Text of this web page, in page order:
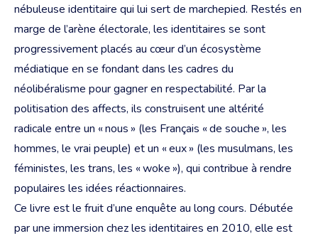
nébuleuse identitaire qui lui sert de marchepied. Restés en
marge de l’arène électorale, les identitaires se sont
progressivement placés au cœur d’un écosystème
médiatique en se fondant dans les cadres du
néolibéralisme pour gagner en respectabilité. Par la
politisation des affects, ils construisent une altérité
radicale entre un « nous » (les Français « de souche », les
hommes, le vrai peuple) et un « eux » (les musulmans, les
féministes, les trans, les « woke »), qui contribue à rendre
populaires les idées réactionnaires.
Ce livre est le fruit d’une enquête au long cours. Débutée
par une immersion chez les identitaires en 2010, elle est